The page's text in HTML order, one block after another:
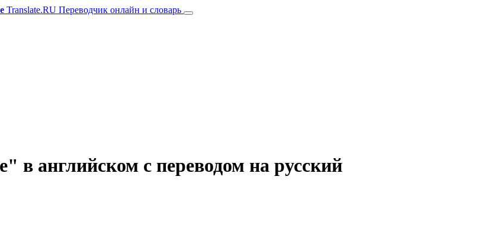
Translate.RU Переводчик онлайн и словарь
английском с переводом на русский